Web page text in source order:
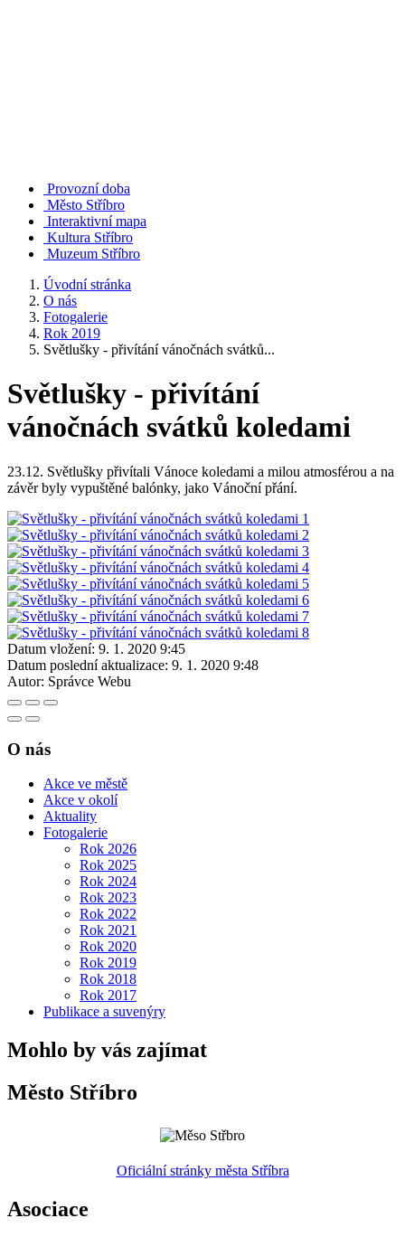
Provozní doba
Město Stříbro
Interaktivní mapa
Kultura Stříbro
Muzeum Stříbro
Úvodní stránka
O nás
Fotogalerie
Rok 2019
Světlušky - přivítání vánočnách svátků...
Světlušky - přivítání
vánočnách svátků koledami
23.12. Světlušky přivítali Vánoce koledami a milou atmosférou a na
závěr byly vypuštěné balónky, jako Vánoční přání.
Datum vložení: 9. 1. 2020 9:45
Datum poslední aktualizace: 9. 1. 2020 9:48
Autor: Správce Webu
O nás
Akce ve městě
Akce v okolí
Aktuality
Fotogalerie
Rok 2026
Rok 2025
Rok 2024
Rok 2023
Rok 2022
Rok 2021
Rok 2020
Rok 2019
Rok 2018
Rok 2017
Publikace a suvenýry
Mohlo by vás zajímat
Město Stříbro
Oficiální stránky města Stříbra
Asociace